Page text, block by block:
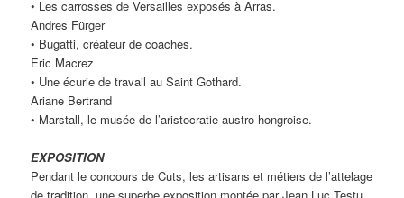
• Les carrosses de Versailles exposés à Arras.
Andres Fürger
• Bugatti, créateur de coaches.
Eric Macrez
• Une écurie de travail au Saint Gothard.
Ariane Bertrand
• Marstall, le musée de l’aristocratie austro-hongroise.
EXPOSITION
Pendant le concours de Cuts, les artisans et métiers de l’attelage